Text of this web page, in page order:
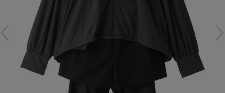
【予約】新作ウェアをチェック
【Tシャツ】デイリーに活躍
【日傘】完全遮光・軽量傘
アイテム一覧
SALE
ご利用ガイド
カスタマーサポート